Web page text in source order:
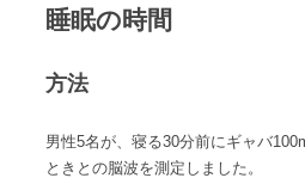
睡眠の時間
方法
男性5名が、寝る30分前にギャバ
ときとの脳波を測定しました。